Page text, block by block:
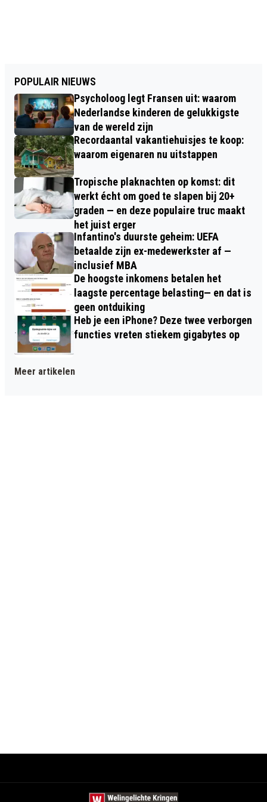
POPULAIR NIEUWS
Psycholoog legt Fransen uit: waarom
Nederlandse kinderen de gelukkigste
van de wereld zijn
Recordaantal vakantiehuisjes te koop:
waarom eigenaren nu uitstappen
Tropische plaknachten op komst: dit
werkt écht om goed te slapen bij 20+
graden — en deze populaire truc maakt
het juist erger
Infantino's duurste geheim: UEFA
betaalde zijn ex-medewerkster af —
inclusief MBA
De hoogste inkomens betalen het
laagste percentage belasting— en dat is
geen ontduiking
Heb je een iPhone? Deze twee verborgen
functies vreten stiekem gigabytes op
Meer artikelen